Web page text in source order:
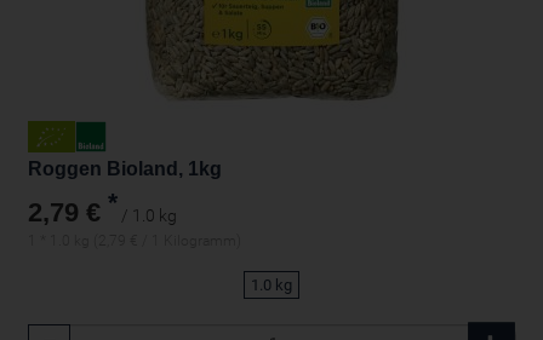
Roggen Bioland, 1kg
2,79 € * / 1.0 kg
1.0 kg